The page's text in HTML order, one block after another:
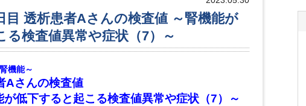
透析患者Aさんの検査値 ～腎機能が
る検査値異常や症状（7）～
機能～
さんの検査値
すると起こる検査値異常や症状（7）～